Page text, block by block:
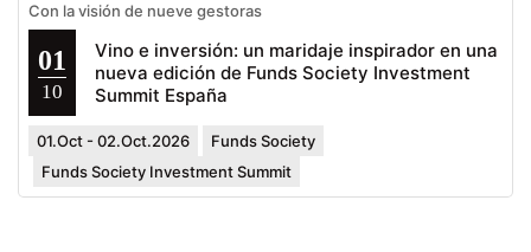
Con la visión de nueve gestoras
01
10
Vino e inversión: un maridaje inspirador en una
nueva edición de Funds Society Investment
Summit España
01.Oct - 02.Oct.2026
Funds Society
Funds Society Investment Summit